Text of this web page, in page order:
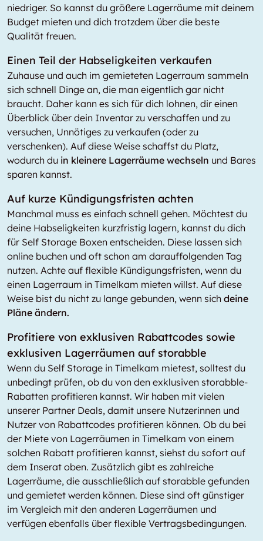
niedriger. So kannst du größere Lagerräume mit deinem
Budget mieten und dich trotzdem über die beste
Qualität freuen.
Einen Teil der Habseligkeiten verkaufen
Zuhause und auch im gemieteten Lagerraum sammeln
sich schnell Dinge an, die man eigentlich gar nicht
braucht. Daher kann es sich für dich lohnen, dir einen
Überblick über dein Inventar zu verschaffen und zu
versuchen, Unnötiges zu verkaufen (oder zu
verschenken). Auf diese Weise schaffst du Platz,
wodurch du in kleinere Lagerräume wechseln und Bares
sparen kannst.
Auf kurze Kündigungsfristen achten
Manchmal muss es einfach schnell gehen. Möchtest du
deine Habseligkeiten kurzfristig lagern, kannst du dich
für Self Storage Boxen entscheiden. Diese lassen sich
online buchen und oft schon am darauffolgenden Tag
nutzen. Achte auf flexible Kündigungsfristen, wenn du
einen Lagerraum in Timelkam mieten willst. Auf diese
Weise bist du nicht zu lange gebunden, wenn sich deine
Pläne ändern.
Profitiere von exklusiven Rabattcodes sowie
exklusiven Lagerräumen auf storabble
Wenn du Self Storage in Timelkam mietest, solltest du
unbedingt prüfen, ob du von den exklusiven storabble-
Rabatten profitieren kannst. Wir haben mit vielen
unserer Partner Deals, damit unsere Nutzerinnen und
Nutzer von Rabattcodes profitieren können. Ob du bei
der Miete von Lagerräumen in Timelkam von einem
solchen Rabatt profitieren kannst, siehst du sofort auf
dem Inserat oben. Zusätzlich gibt es zahlreiche
Lagerräume, die ausschließlich auf storabble gefunden
und gemietet werden können. Diese sind oft günstiger
im Vergleich mit den anderen Lagerräumen und
verfügen ebenfalls über flexible Vertragsbedingungen.